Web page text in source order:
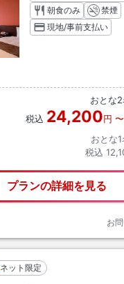
朝食のみ
禁煙
現地/事前支払い
おとな2
税込 24,200円 〜
おとな
税込
プランの詳細を見る
お
ネット限定